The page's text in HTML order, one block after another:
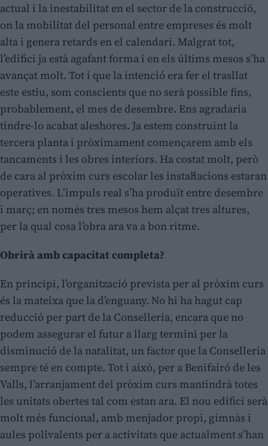
actual i la inestabilitat en el sector de la construcció,
on la mobilitat del personal entre empreses és molt
alta i genera retards en el calendari. Malgrat tot,
l’edifici ja està agafant forma i en els últims mesos s’ha
avançat molt. Tot i que la intenció era fer el trasllat
este estiu, som conscients que no serà possible fins,
probablement, el mes de desembre. Ens agradaria
tindre-lo acabat aleshores. Ja estem construint la
tercera planta i pròximament començarem amb els
tancaments i les obres interiors. Ha costat molt, però
de cara al pròxim curs escolar les instal·lacions estaran
operatives. L’impuls real s’ha produït entre desembre
i març; en només tres mesos hem alçat tres altures,
per la qual cosa l’obra ara va a bon ritme.
Obrirà amb capacitat completa?
En principi, l’organització prevista per al pròxim curs
és la mateixa que la d’enguany. No hi ha hagut cap
reducció per part de la Conselleria, encara que no
podem assegurar el futur a llarg termini per la
disminució de la natalitat, un factor que la Conselleria
sempre té en compte. Tot i això, per a Benifairó de les
Valls, l’arranjament del pròxim curs mantindrà totes
les unitats obertes tal com estan ara. El nou edifici serà
molt més funcional, amb menjador propi, gimnàs i
aules polivalents per a activitats que actualment s’han